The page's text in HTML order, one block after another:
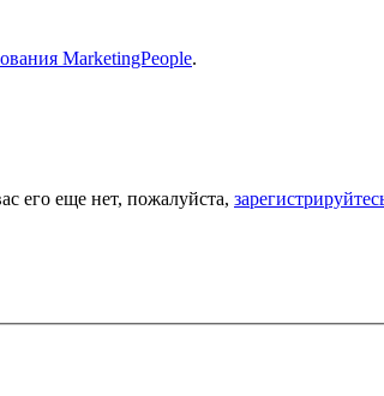
MarketingPeople.
его еще нет, пожалуйста,